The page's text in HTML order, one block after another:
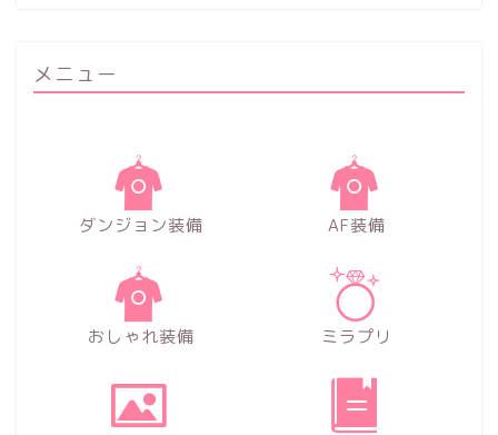
メニュー
ダンジョン装備 AF装備
おしゃれ装備 ミラプリ